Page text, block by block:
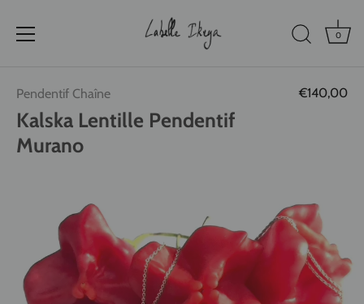
contenu
0
Pendentif Chaîne €140,00
Kalska Lentille Pendentif
Murano